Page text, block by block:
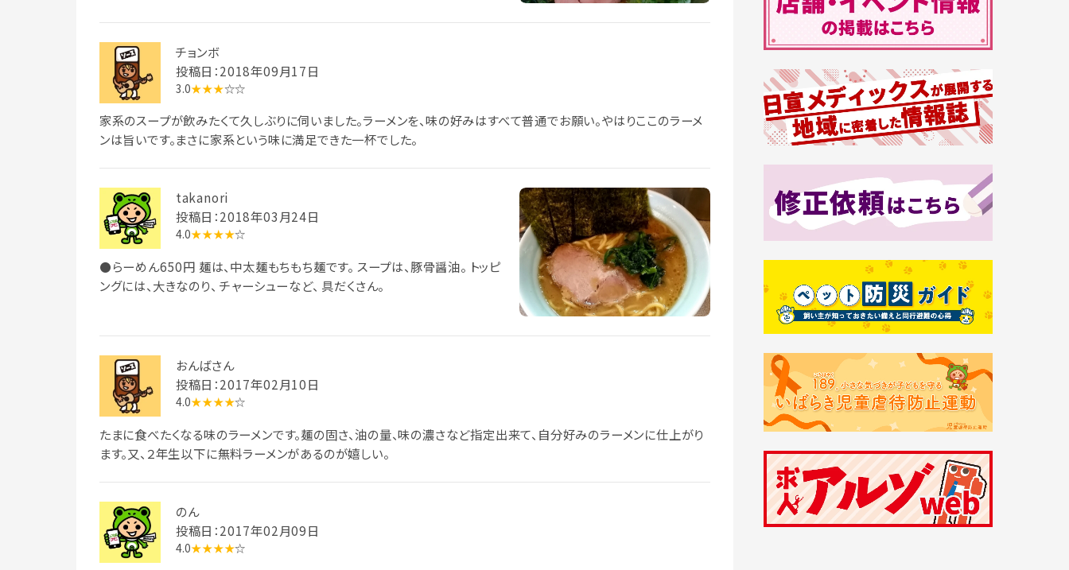
チョンボ
投稿日：2018年09月17日
3.0★★★☆☆
家系のスープが飲みたくて久しぶりに伺いました。ラーメンを、味の好みはすべて普通でお願い。やはりここのラーメ
ンは旨いです。まさに家系という味に満足できた一杯でした。
takanori
投稿日：2018年03月24日
4.0★★★★☆
⚫らーめん650円 麺は、中太麺もちもち麺です。 スープは、豚骨醤油。 トッピ
ングには、大きなのり、 チャーシューなど、 具だくさん。
おんばさん
投稿日：2017年02月10日
4.0★★★★☆
たまに食べたくなる味のラーメンです。麺の固さ、油の量、味の濃さなど指定出来て、自分好みのラーメンに仕上がり
ます。又、２年生以下に無料ラーメンがあるのが嬉しい。
のん
投稿日：2017年02月09日
4.0★★★★☆